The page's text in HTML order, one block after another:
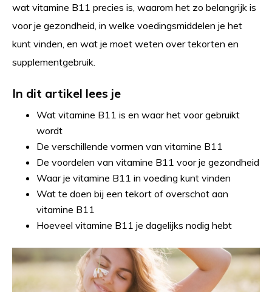
wat vitamine B11 precies is, waarom het zo belangrijk is
voor je gezondheid, in welke voedingsmiddelen je het
kunt vinden, en wat je moet weten over tekorten en
supplementgebruik.
In dit artikel lees je
Wat vitamine B11 is en waar het voor gebruikt
wordt
De verschillende vormen van vitamine B11
De voordelen van vitamine B11 voor je gezondheid
Waar je vitamine B11 in voeding kunt vinden
Wat te doen bij een tekort of overschot aan
vitamine B11
Hoeveel vitamine B11 je dagelijks nodig hebt